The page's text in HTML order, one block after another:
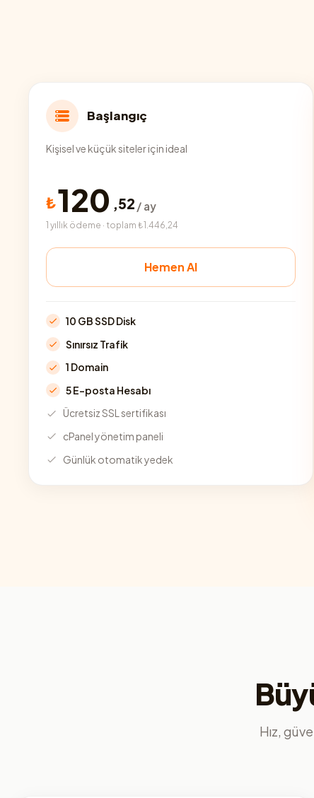
Başlangıç
Kişisel ve küçük siteler için ideal
₺120 ,52 / ay
1 yıllık ödeme · toplam ₺1.446,24
Hemen Al
10 GB SSD Disk
Sınırsız Trafik
1 Domain
5 E-posta Hesabı
Ücretsiz SSL sertifikası
cPanel yönetim paneli
Günlük otomatik yedek
Hız,